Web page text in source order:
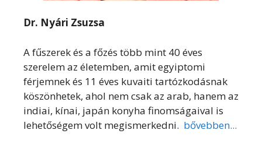
Dr. Nyári Zsuzsa
A fűszerek és a főzés több mint 40 éves
szerelem az életemben, amit egyiptomi
férjemnek és 11 éves kuvaiti tartózkodásnak
köszönhetek, ahol nem csak az arab, hanem az
indiai, kínai, japán konyha finomságaival is
lehetőségem volt megismerkedni. bővebben...